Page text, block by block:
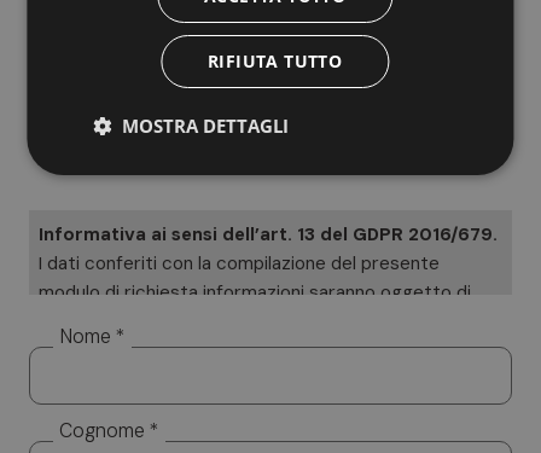
Retreat *****
Informativa ai sensi dell’art. 13 del GDPR 2016/679.
I dati conferiti con la compilazione del presente
modulo di richiesta informazioni saranno oggetto di
saranno utilizzati esclusivamente per dare risposta
diffusi a soggetti terzi. Titolare del trattamento è
Altea Software SRL, cui potrà rivolgersi per l’esercizio
Nome *
Cognome *
RIFIUTA TUTTO
MOSTRA DETTAGLI